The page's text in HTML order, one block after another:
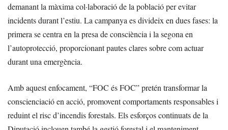
demanant la màxima col·laboració de la població per evitar
incidents durant l’estiu. La campanya es divideix en dues fases: la
primera se centra en la presa de consciència i la segona en
l’autoprotecció, proporcionant pautes clares sobre com actuar
durant una emergència.
Amb aquest enfocament, “FOC és FOC” pretén transformar la
conscienciació en acció, promovent comportaments responsables i
reduint el risc d’incendis forestals. Els esforços continuats de la